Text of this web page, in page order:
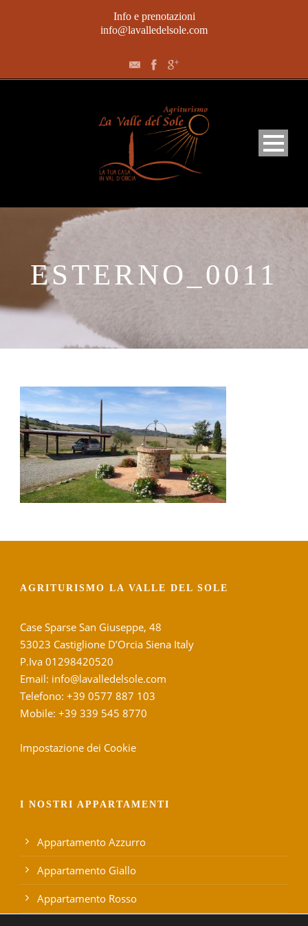
Info e prenotazioni
info@lavalledelsole.com
Home
Appartamenti
L’agriturismo
La Val D’Orcia
Contatti
ESTERNO_0011
AGRITURISMO LA VALLE DEL SOLE
Case Sparse San Giuseppe, 48
53023 Castiglione D’Orcia Siena Italy
P.Iva 01298420520
Email: info@lavalledelsole.com
Telefono: +39 0577 887 103
Mobile: +39 339 545 8770
Impostazione dei Cookie
I NOSTRI APPARTAMENTI
Appartamento Azzurro
Appartamento Giallo
Appartamento Rosso